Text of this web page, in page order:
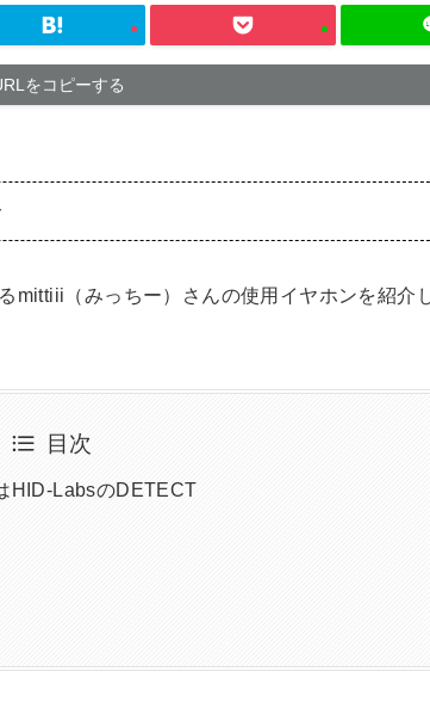
をコピーする
（みっちー）さんの使用イヤホンを紹介
目次
HID-LabsのDETECT